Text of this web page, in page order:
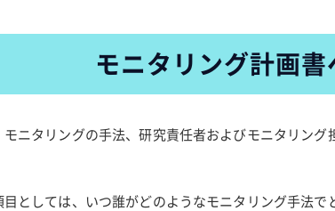
モニタリング計画
ニタリングの手法、研究責任者およびモニタリン
としては、いつ誰がどのようなモニタリング手法